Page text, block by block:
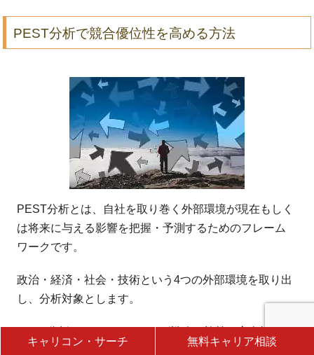
キャリコン・サーチ 無料キャリア相談
PEST分析で競合優位性を高める方法
PEST分析とは、自社を取り巻く外部環境が現在もしく
は将来に与える影響を把握・予測するためのフレーム
ワークです。
政治・経済・社会・技術という4つの外部環境を取り出
し、分析対象とします。
確化するだけでなく、市場の将来性や変化を予測する